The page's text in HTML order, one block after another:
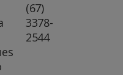
(67)
3378-
2544